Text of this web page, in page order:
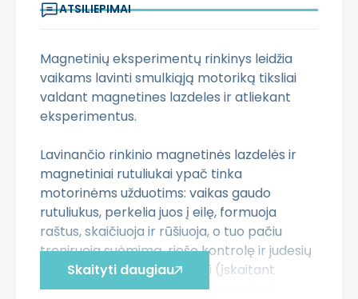
ATSILIEPIMAI
Magnetinių eksperimentų rinkinys leidžia
vaikams lavinti smulkiąją motoriką tiksliai
valdant magnetines lazdeles ir atliekant
eksperimentus.
Lavinančio rinkinio magnetinės lazdelės ir
magnetiniai rutuliukai ypač tinka
motorinėms užduotims: vaikas gaudo
rutuliukus, perkelia juos į eilę, formuoja
raštus, skaičiuoja ir rūšiuoja, o tuo pačiu
treniruoja suėmimą, riešo kontrolę ir judesių
tikslumą. Skirtingi magnetai (įskaitant
pasagos formos, stipresnį magnetą ir
Skaityti daugiau